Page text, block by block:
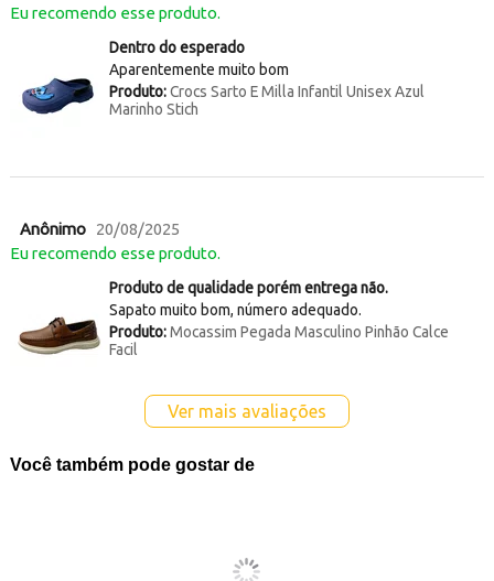
Eu recomendo esse produto.
Dentro do esperado
Aparentemente muito bom
Produto:Crocs Sarto E Milla Infantil Unisex Azul
Marinho Stich
Anônimo 20/08/2025
Eu recomendo esse produto.
Produto de qualidade porém entrega não.
Sapato muito bom, número adequado.
Produto:Mocassim Pegada Masculino Pinhão Calce
Facil
Ver mais avaliações
Você também pode gostar de